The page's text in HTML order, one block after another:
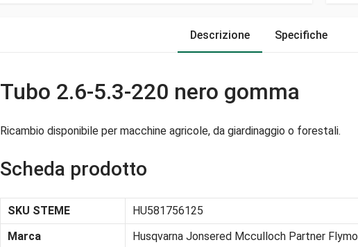
Descrizione Specifiche
Tubo 2.6-5.3-220 nero gomma
Ricambio disponibile per macchine agricole, da giardinaggio o forestali.
Scheda prodotto
SKU STEME
HU581756125
Marca
Husqvarna Jonsered Mcculloch Partner Flymo